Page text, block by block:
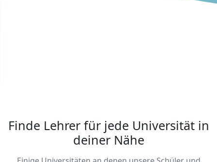
Finde Lehrer für jede Universität in
deiner Nähe